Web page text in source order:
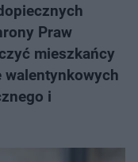
Praw
mieszkańcy
walentynkowych
i